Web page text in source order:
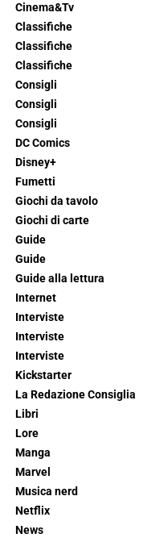
Cinema&Tv
Classifiche
Classifiche
Classifiche
Consigli
Consigli
Consigli
DC Comics
Disney+
Fumetti
Giochi da tavolo
Giochi di carte
Guide
Guide
Guide alla lettura
Internet
Interviste
Interviste
Interviste
Kickstarter
La Redazione Consiglia
Libri
Lore
Manga
Marvel
Musica nerd
Netflix
News